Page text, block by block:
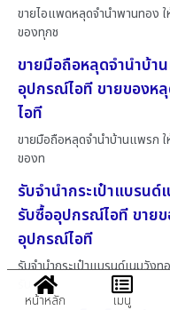
ขายไอแพดหลุดจำนำพานทอง
ของทุกช
ขายมือถือหลุดจำนำบ้า
อุปกรณ์ไอที ขายของห
ไอที
ขายมือถือหลุดจำนำบ้านแพรก
ของท
รับจำนำกระเป๋าแบรนด์
รับซื้ออุปกรณ์ไอที ขาย
อุปกรณ์ไอที
รับจำนำกระเป๋าแบรนด์เนมวัง
หน้าหลัก เมนู